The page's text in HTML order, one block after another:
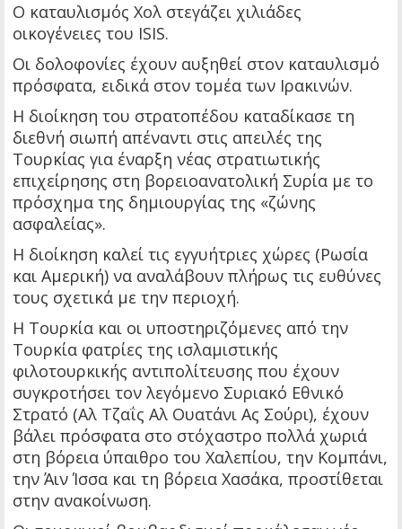
Ο καταυλισμός Χολ στεγάζει χιλιάδες
οικογένειες του ISIS.
Οι δολοφονίες έχουν αυξηθεί στον καταυλισμό
πρόσφατα, ειδικά στον τομέα των Ιρακινών.
Η διοίκηση του στρατοπέδου καταδίκασε τη
διεθνή σιωπή απέναντι στις απειλές της
Τουρκίας για έναρξη νέας στρατιωτικής
επιχείρησης στη βορειοανατολική Συρία με το
πρόσχημα της δημιουργίας της «ζώνης
ασφαλείας».
Η διοίκηση καλεί τις εγγυήτριες χώρες (Ρωσία
και Αμερική) να αναλάβουν πλήρως τις ευθύνες
τους σχετικά με την περιοχή.
Η Τουρκία και οι υποστηριζόμενες από την
Τουρκία φατρίες της ισλαμιστικής
φιλοτουρκικής αντιπολίτευσης που έχουν
συγκροτήσει τον λεγόμενο Συριακό Εθνικό
Στρατό (Αλ Τζαΐς Αλ Ουατάνι Ας Σούρι), έχουν
βάλει πρόσφατα στο στόχαστρο πολλά χωριά
στη βόρεια ύπαιθρο του Χαλεπίου, την Κομπάνι,
την Άιν Ίσσα και τη βόρεια Χασάκα, προστίθεται
στην ανακοίνωση.